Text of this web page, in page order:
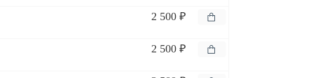
2 500 ₽
2 500 ₽